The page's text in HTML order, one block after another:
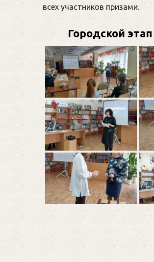
всех участников призами.
Городской